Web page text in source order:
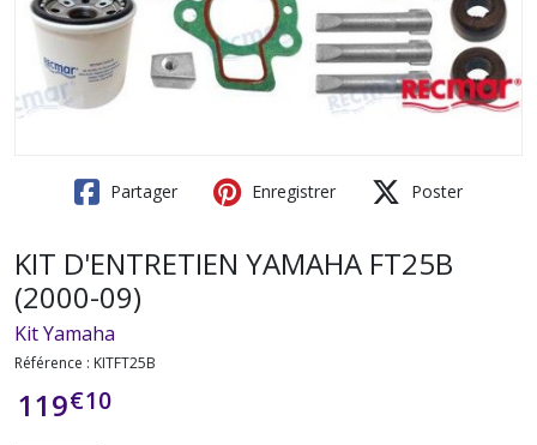
Partager Enregistrer Poster
KIT D'ENTRETIEN YAMAHA FT25B
(2000-09)
Kit Yamaha
Référence : KITFT25B
119€10